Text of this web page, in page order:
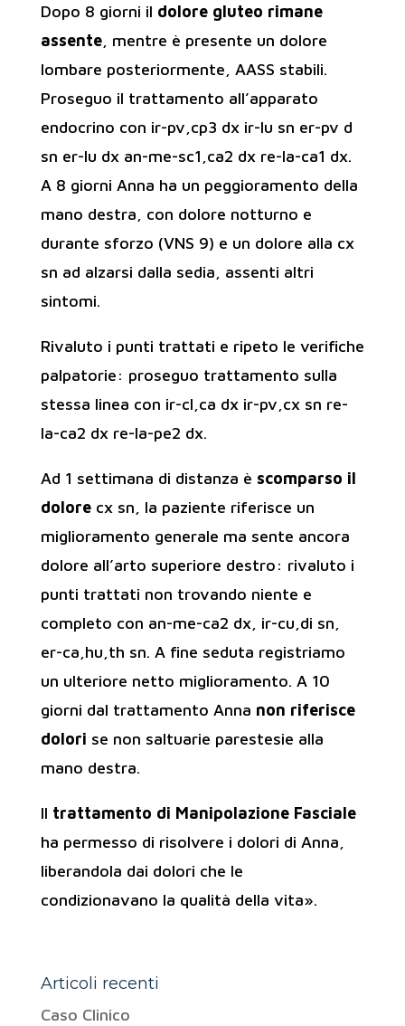
Dopo 8 giorni il dolore gluteo rimane
assente, mentre è presente un dolore
lombare posteriormente, AASS stabili.
Proseguo il trattamento all’apparato
endocrino con ir-pv,cp3 dx ir-lu sn er-pv d
sn er-lu dx an-me-sc1,ca2 dx re-la-ca1 dx.
A 8 giorni Anna ha un peggioramento della
mano destra, con dolore notturno e
durante sforzo (VNS 9) e un dolore alla cx
sn ad alzarsi dalla sedia, assenti altri
sintomi.
Rivaluto i punti trattati e ripeto le verifiche
palpatorie: proseguo trattamento sulla
stessa linea con ir-cl,ca dx ir-pv,cx sn re-
la-ca2 dx re-la-pe2 dx.
Ad 1 settimana di distanza è scomparso il
dolorecx sn, la paziente riferisce un
miglioramento generale ma sente ancora
dolore all’arto superiore destro: rivaluto i
punti trattati non trovando niente e
completo con an-me-ca2 dx, ir-cu,di sn,
er-ca,hu,th sn. A fine seduta registriamo
un ulteriore netto miglioramento. A 10
giorni dal trattamento Anna non riferisce
dolori se non saltuarie parestesie alla
mano destra.
Il trattamento di Manipolazione Fasciale
ha permesso di risolvere i dolori di Anna,
liberandola dai dolori che le
condizionavano la qualità della vita».
Articoli recenti
Caso Clinico